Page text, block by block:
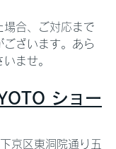
合、ご対応まで
ございます。あら
ませ。
ショー
京区東洞院通り五